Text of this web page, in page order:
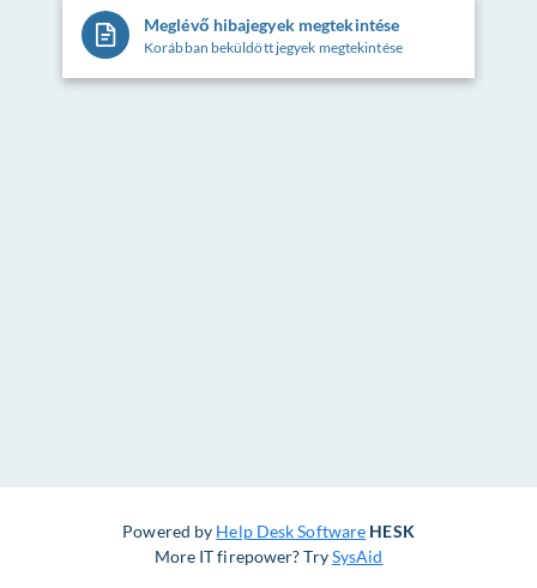
Meglévő hibajegyek megtekintése
Korábban beküldött jegyek megtekintése
Powered by Help Desk Software HESK
More IT firepower? TrySysAid